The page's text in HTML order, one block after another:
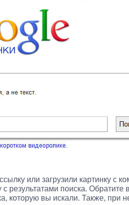
или загрузили картинку с
результатами поиска. Обратите
которую вы искали. Также, при